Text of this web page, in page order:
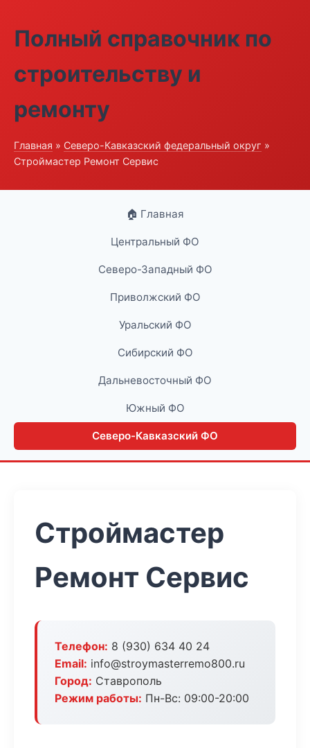
Полный справочник по
строительству и
ремонту
Главная » Северо-Кавказский федеральный округ »
Строймастер Ремонт Сервис
🏠 Главная
Центральный ФО
Северо-Западный ФО
Приволжский ФО
Уральский ФО
Сибирский ФО
Дальневосточный ФО
Южный ФО
Северо-Кавказский ФО
Строймастер
Ремонт Сервис
Телефон: 8 (930) 634 40 24
Email: info@stroymasterremo800.ru
Город: Ставрополь
Режим работы: Пн-Вс: 09:00-20:00